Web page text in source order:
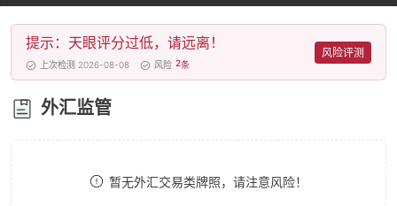
5
6
7
8
3
4
5
6
3
4
5
6
提示：天眼评分过低，请远离！
上次检测 2026-08-08 风险 2条
风险评测
外汇监管
暂无外汇交易类牌照，请注意风险！